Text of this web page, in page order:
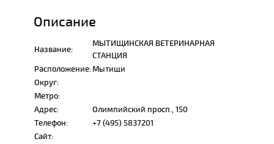
Описание
Название:
МЫТИЩИНСКАЯ ВЕТЕРИНАРНАЯ
СТАНЦИЯ
Расположение:Мытищи
Округ:
Метро:
Адрес:
Олимпийский просп., 150
Телефон:
+7 (495) 5837201
Сайт: